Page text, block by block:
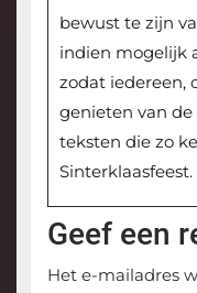
bewust te zijn
indien mogelijk
zodat iedereen,
genieten van
teksten die zo
Sinterklaasfeest.
Geef een
Het e-mailadres